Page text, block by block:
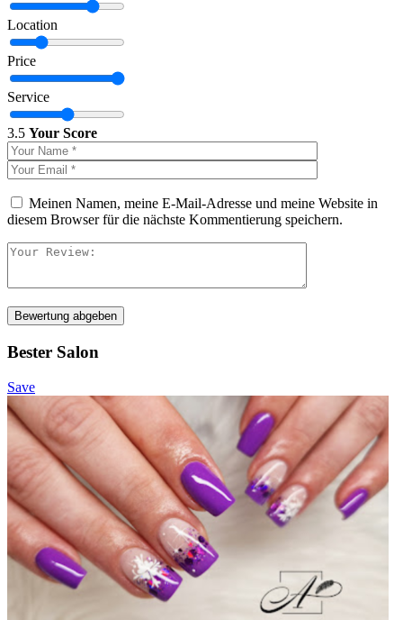
Location
Price
Service
3.5 Your Score
Meinen Namen, meine E-Mail-Adresse und meine Website in
diesem Browser für die nächste Kommentierung speichern.
Bewertung abgeben
Bester Salon
Save